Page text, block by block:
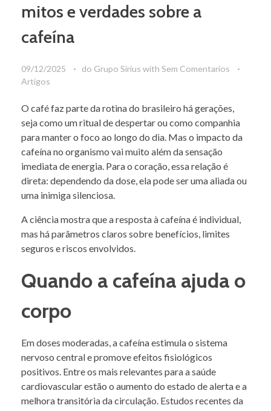
mitos e verdades sobre a
cafeína
09/12/2025 do Grupo Sirius with Sem Comentarios
Artigos
O café faz parte da rotina do brasileiro há gerações,
seja como um ritual de despertar ou como companhia
para manter o foco ao longo do dia. Mas o impacto da
cafeína no organismo vai muito além da sensação
imediata de energia. Para o coração, essa relação é
direta: dependendo da dose, ela pode ser uma aliada ou
uma inimiga silenciosa.
A ciência mostra que a resposta à cafeína é individual,
mas há parâmetros claros sobre benefícios, limites
seguros e riscos envolvidos.
Quando a cafeína ajuda o
corpo
Em doses moderadas, a cafeína estimula o sistema
nervoso central e promove efeitos fisiológicos
positivos. Entre os mais relevantes para a saúde
cardiovascular estão o aumento do estado de alerta e a
melhora transitória da circulação. Estudos recentes da